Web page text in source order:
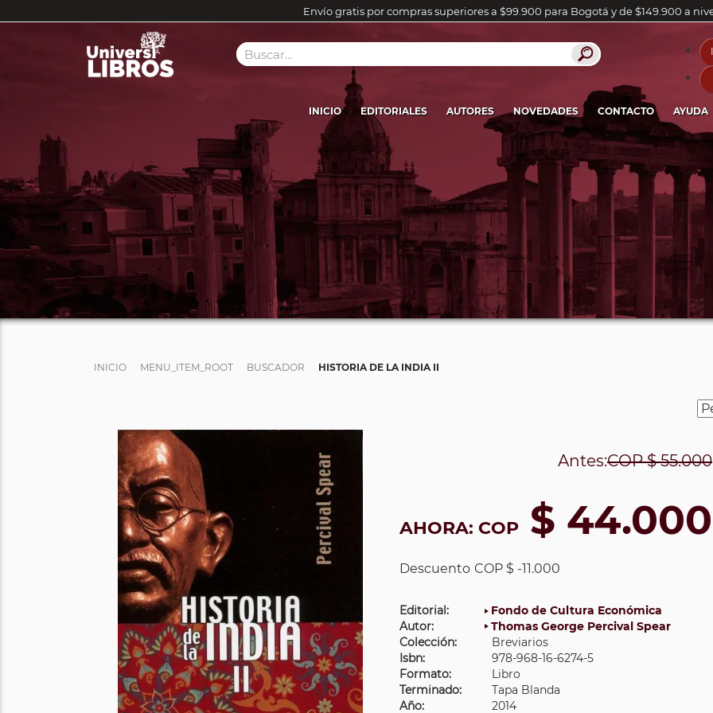
Envío gratis por compras superiores a $99.900 para Bogotá y de $149.900 a
INICIO EDITORIALES AUTORES NOVEDADES CONTACTO AYUDA
INICIO MENU_ITEM_ROOT BUSCADOR HISTORIA DE LA INDIA II
Antes:COP$ 55.000
AHORA: COP $ 44.000
Descuento COP $ -11.000
Editorial:
Fondo de Cultura Económica
Autor:
Thomas George Percival Spear
Colección:
Breviarios
Isbn:
978-968-16-6274-5
Formato:
Libro
Terminado:
Tapa Blanda
Año:
2014